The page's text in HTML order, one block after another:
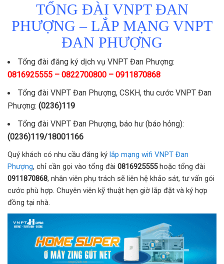
TỔNG ĐÀI VNPT ĐAN
PHƯỢNG – LẮP MẠNG VNPT
ĐAN PHƯỢNG
Tổng đài đăng ký dịch vụ VNPT Đan Phượng:
0816925555 – 0822700800 – 0911870868
Tổng đài VNPT Đan Phượng, CSKH, thu cước VNPT Đan
Phượng: (0236)119
Tổng đài VNPT Đan Phượng, báo hư (báo hỏng):
(0236)119/18001166
Quý khách có nhu cầu đăng ký lắp mạng wifi VNPT Đan
Phượng, chỉ cần gọi vào tổng đài 0816925555hoặc tổng đài
0911870868, nhân viên phụ trách sẽ liên hệ khảo sát, tư vấn gói
cước phù hợp. Chuyên viên kỹ thuật hẹn giờ lắp đặt và ký hợp
đồng tại nhà.